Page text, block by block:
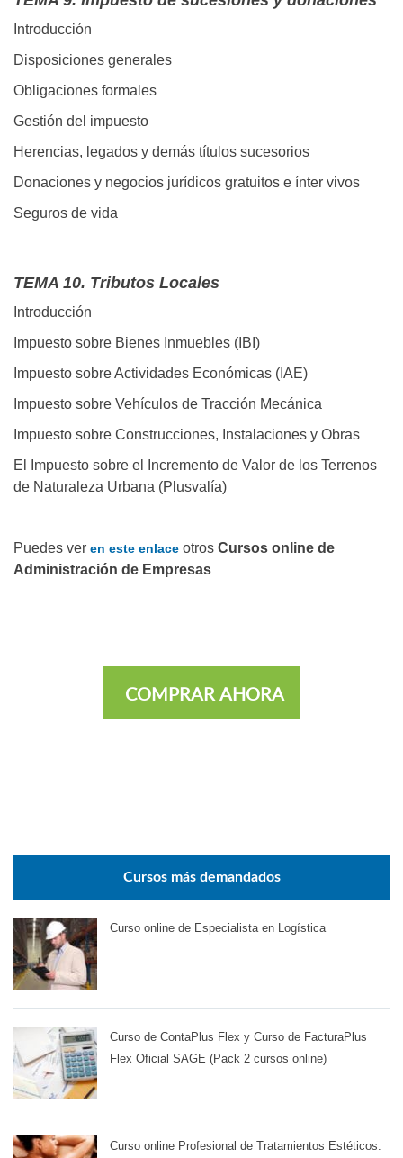
Introducción
Disposiciones generales
Obligaciones formales
Gestión del impuesto
Herencias, legados y demás títulos sucesorios
Donaciones y negocios jurídicos gratuitos e ínter vivos
Seguros de vida
TEMA 10. Tributos Locales
Introducción
Impuesto sobre Bienes Inmuebles (IBI)
Impuesto sobre Actividades Económicas (IAE)
Impuesto sobre Vehículos de Tracción Mecánica
Impuesto sobre Construcciones, Instalaciones y Obras
El Impuesto sobre el Incremento de Valor de los Terrenos
de Naturaleza Urbana (Plusvalía)
Puedes ver en este enlace otros Cursos online de
Administración de Empresas
COMPRAR AHORA
Cursos más demandados
Curso online de Especialista en Logística
Curso de ContaPlus Flex y Curso de FacturaPlus
Flex Oficial SAGE (Pack 2 cursos online)
Curso online Profesional de Tratamientos Estéticos: